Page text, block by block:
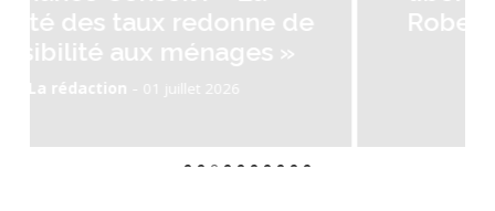
Robet, président de CNCEF
CRÉDIT
La rédaction